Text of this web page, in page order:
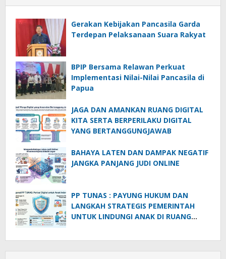
Gerakan Kebijakan Pancasila Garda
Terdepan Pelaksanaan Suara Rakyat
BPIP Bersama Relawan Perkuat
Implementasi Nilai-Nilai Pancasila di
Papua
JAGA DAN AMANKAN RUANG DIGITAL
KITA SERTA BERPERILAKU DIGITAL
YANG BERTANGGUNGJAWAB
BAHAYA LATEN DAN DAMPAK NEGATIF
JANGKA PANJANG JUDI ONLINE
PP TUNAS : PAYUNG HUKUM DAN
LANGKAH STRATEGIS PEMERINTAH
UNTUK LINDUNGI ANAK DI RUANG